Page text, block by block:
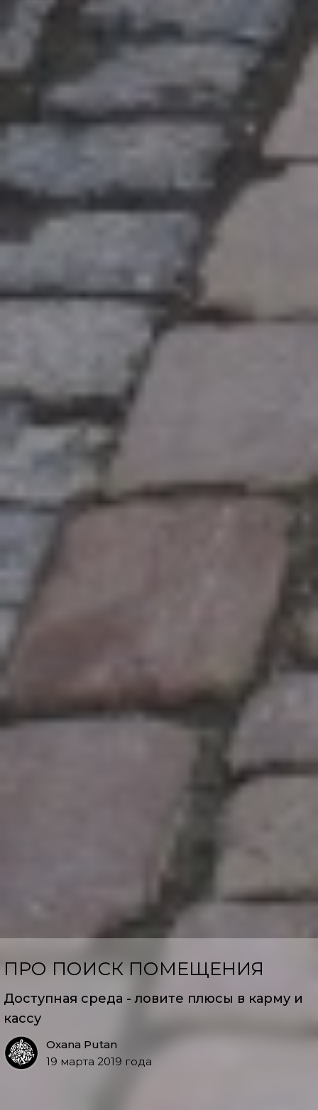
ПРО ПОИСК ПОМЕЩЕНИЯ
Доступная среда - ловите плюсы в карму и
кассу
Oxana Putan
19 марта 2019 года